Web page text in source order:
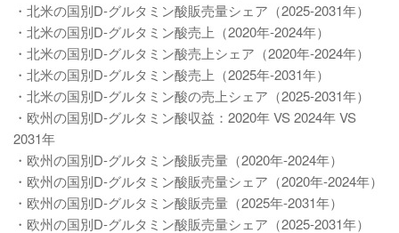
・北米の国別D-グルタミン酸販売量シェア（2025-2031年）
・北米の国別D-グルタミン酸売上（2020年-2024年）
・北米の国別D-グルタミン酸売上シェア（2020年-2024年）
・北米の国別D-グルタミン酸売上（2025年-2031年）
・北米の国別D-グルタミン酸の売上シェア（2025-2031年）
・欧州の国別D-グルタミン酸収益：2020年 VS 2024年 VS
2031年
・欧州の国別D-グルタミン酸販売量（2020年-2024年）
・欧州の国別D-グルタミン酸販売量シェア（2020年-2024年）
・欧州の国別D-グルタミン酸販売量（2025年-2031年）
・欧州の国別D-グルタミン酸販売量シェア（2025-2031年）